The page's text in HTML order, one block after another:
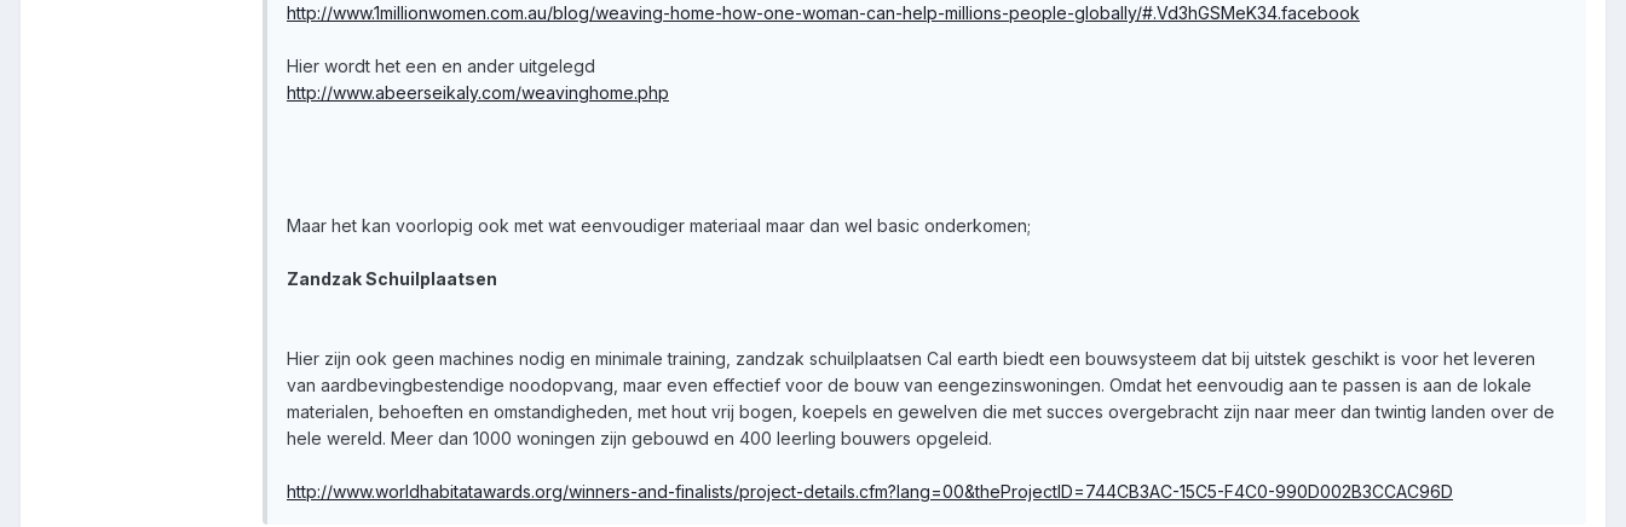
http://www.1millionwomen.com.au/blog/weaving-home-how-one-woman-can-help-millions-people-globally/#.Vd3hGSMeK34.facebook
Hier wordt het een en ander uitgelegd
http://www.abeerseikaly.com/weavinghome.php
Maar het kan voorlopig ook met wat eenvoudiger materiaal maar dan wel basic onderkomen;
Zandzak Schuilplaatsen
Hier zijn ook geen machines nodig en minimale training, zandzak schuilplaatsen Cal earth biedt een bouwsysteem dat bij uitstek geschikt is voor het leveren
van aardbevingbestendige noodopvang, maar even effectief voor de bouw van eengezinswoningen. Omdat het eenvoudig aan te passen is aan de lokale
materialen, behoeften en omstandigheden, met hout vrij bogen, koepels en gewelven die met succes overgebracht zijn naar meer dan twintig landen over de
hele wereld. Meer dan 1000 woningen zijn gebouwd en 400 leerling bouwers opgeleid.
http://www.worldhabitatawards.org/winners-and-finalists/project-details.cfm?lang=00&theProjectID=744CB3AC-15C5-F4C0-990D002B3CCAC96D